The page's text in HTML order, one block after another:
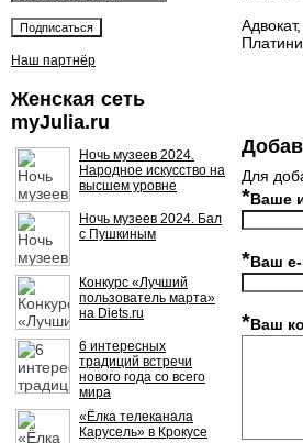
Наш партнёр
Женская сеть
myJulia.ru
Ночь музеев 2024.
Народное искусство на
высшем уровне
Ночь музеев 2024. Бал
с Пушкиным
Конкурс «Лучший
пользователь марта»
на Diets.ru
6 интересных
традиций встречи
нового года со всего
мира
«Ёлка телеканала
Карусель» в Крокусе
Для
*Ваше
*Ваш e-
*Ваш